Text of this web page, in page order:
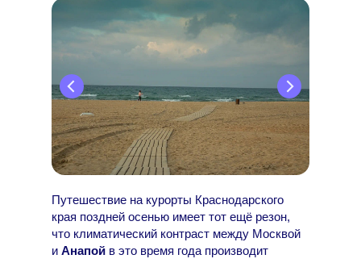
Путешествие на курорты Краснодарского
края поздней осенью имеет тот ещё резон,
что климатический контраст между Москвой
и Анапой в это время года производит